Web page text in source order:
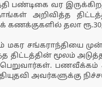
பண்டிகை வர
அறிவித்த
தலா
சங்கராந்தியை
மூலம்
பெறுவார்கள்.
அவர்களுக்கு